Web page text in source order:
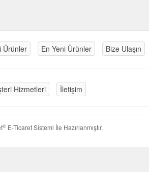
Ürünler En Yeni Ürünler Bize Ulaşın
Hizmetleri İletişim
®E-Ticaret Sistemi İle Hazırlanmıştır.